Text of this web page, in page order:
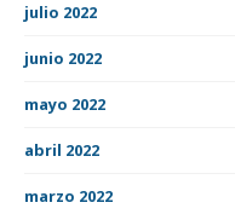
julio 2022
junio 2022
mayo 2022
abril 2022
marzo 2022